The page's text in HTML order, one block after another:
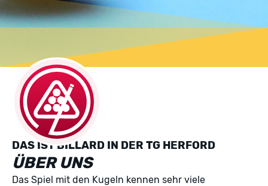
DAS IST BILLARD IN DER TG HERFORD
ÜBER UNS
Das Spiel mit den Kugeln kennen sehr viele